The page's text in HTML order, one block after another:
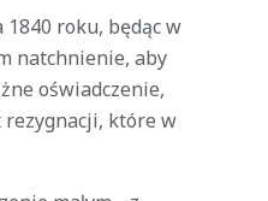
roku, będąc w
natchnienie, aby
oświadczenie,
które w